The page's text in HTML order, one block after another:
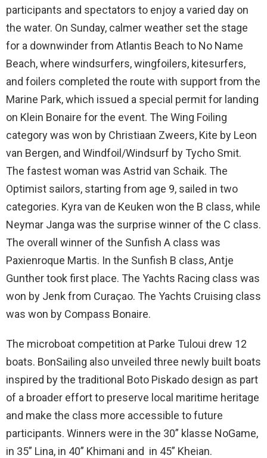
participants and spectators to enjoy a varied day on
the water. On Sunday, calmer weather set the stage
for a downwinder from Atlantis Beach to No Name
Beach, where windsurfers, wingfoilers, kitesurfers,
and foilers completed the route with support from the
Marine Park, which issued a special permit for landing
on Klein Bonaire for the event. The Wing Foiling
category was won by Christiaan Zweers, Kite by Leon
van Bergen, and Windfoil/Windsurf by Tycho Smit.
The fastest woman was Astrid van Schaik. The
Optimist sailors, starting from age 9, sailed in two
categories. Kyra van de Keuken won the B class, while
Neymar Janga was the surprise winner of the C class.
The overall winner of the Sunfish A class was
Paxienroque Martis. In the Sunfish B class, Antje
Gunther took first place. The Yachts Racing class was
won by Jenk from Curaçao. The Yachts Cruising class
was won by Compass Bonaire.
The microboat competition at Parke Tuloui drew 12
boats. BonSailing also unveiled three newly built boats
inspired by the traditional Boto Piskado design as part
of a broader effort to preserve local maritime heritage
and make the class more accessible to future
participants. Winners were in the 30” klasse NoGame,
in 35” Lina, in 40” Khimani and in 45” Kheian.